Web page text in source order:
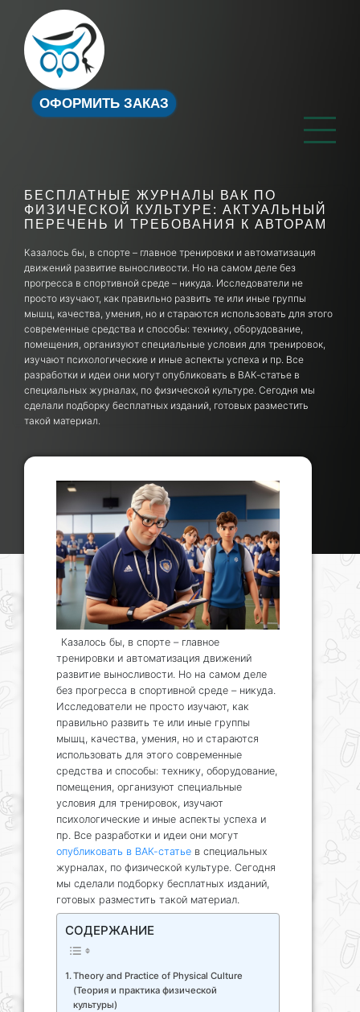
ОФОРМИТЬ ЗАКАЗ
БЕСПЛАТНЫЕ ЖУРНАЛЫ ВАК ПО
ФИЗИЧЕСКОЙ КУЛЬТУРЕ: АКТУАЛЬНЫЙ
ПЕРЕЧЕНЬ И ТРЕБОВАНИЯ К АВТОРАМ
Казалось бы, в спорте – главное тренировки и автоматизация
движений развитие выносливости. Но на самом деле без
прогресса в спортивной среде – никуда. Исследователи не
просто изучают, как правильно развить те или иные группы
мышц, качества, умения, но и стараются использовать для этого
современные средства и способы: технику, оборудование,
помещения, организуют специальные условия для тренировок,
изучают психологические и иные аспекты успеха и пр. Все
разработки и идеи они могут опубликовать в ВАК-статье в
специальных журналах, по физической культуре. Сегодня мы
сделали подборку бесплатных изданий, готовых разместить
такой материал.
Казалось бы, в спорте – главное
тренировки и автоматизация движений
развитие выносливости. Но на самом деле
без прогресса в спортивной среде – никуда.
Исследователи не просто изучают, как
правильно развить те или иные группы
мышц, качества, умения, но и стараются
использовать для этого современные
средства и способы: технику, оборудование,
помещения, организуют специальные
условия для тренировок, изучают
психологические и иные аспекты успеха и
пр. Все разработки и идеи они могут
опубликовать в ВАК-статье в специальных
журналах, по физической культуре. Сегодня
мы сделали подборку бесплатных изданий,
готовых разместить такой материал.
СОДЕРЖАНИЕ
Theory and Practice of Physical Culture
(Теория и практика физической
культуры)